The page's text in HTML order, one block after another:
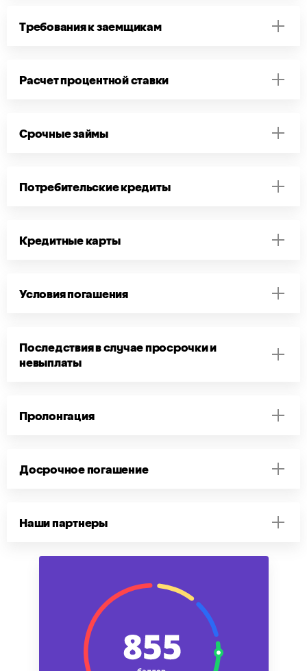
Требования к заемщикам
Расчет процентной ставки
Срочные займы
Потребительские кредиты
Кредитные карты
Условия погашения
Последствия в случае просрочки и
невыплаты
Пролонгация
Досрочное погашение
Наши партнеры